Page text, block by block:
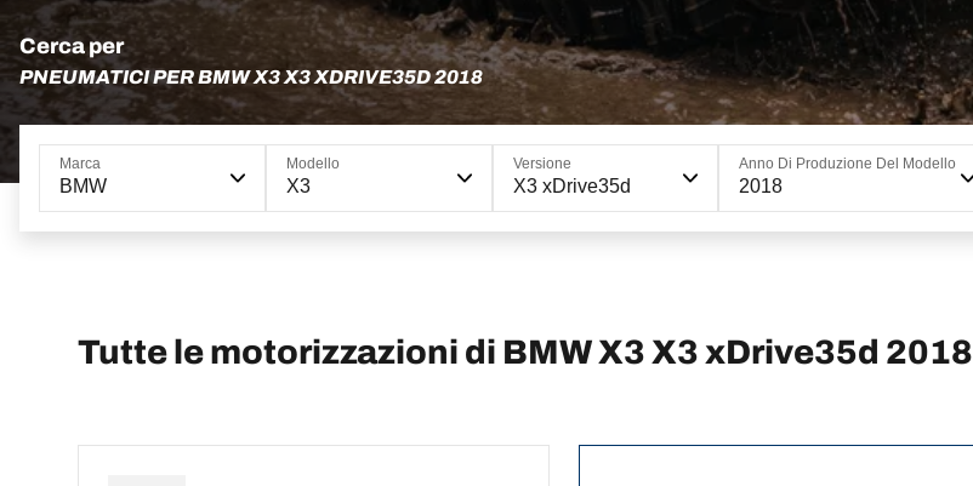
Cerca per
PNEUMATICI PER BMW X3 X3 XDRIVE35D 2018
Marca
BMW
Modello
X3
Versione
X3 xDrive35d
Anno Di Produzione Del Modello
2018
Tutte le motorizzazioni di BMW X3 X3 xDrive35d 2018